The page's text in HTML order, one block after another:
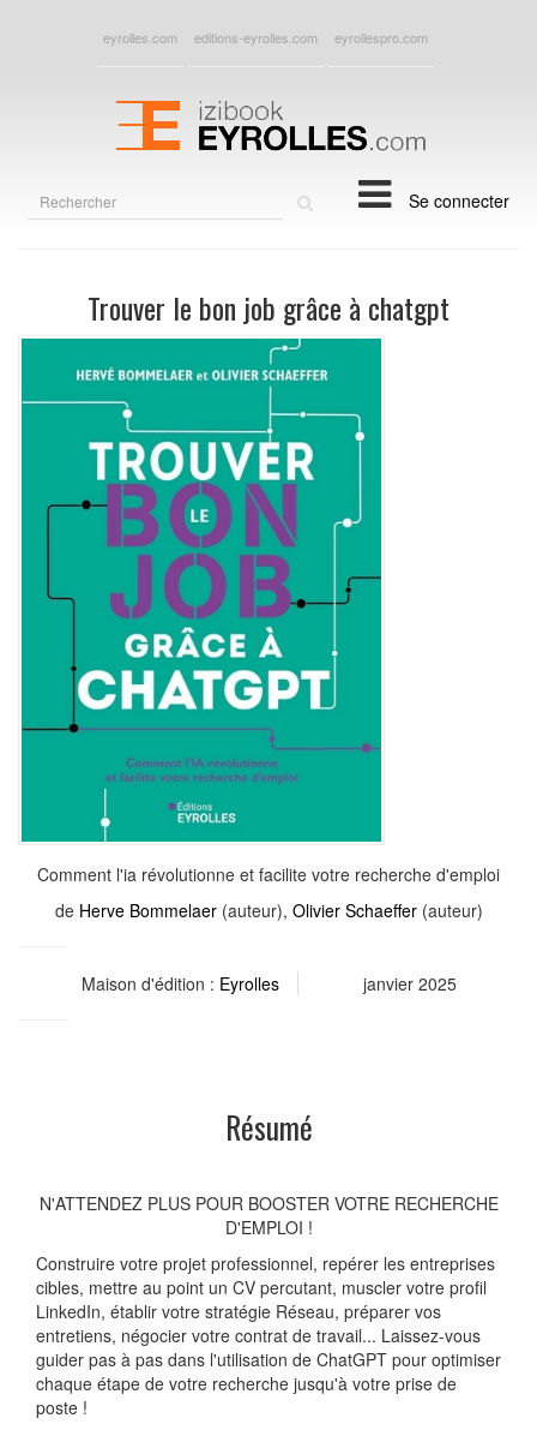
eyrolles.com editions-eyrolles.com eyrollespro.com
Se connecter
Trouver le bon job grâce à chatgpt
Comment l'ia révolutionne et facilite votre recherche d'emploi
de Herve Bommelaer(auteur), Olivier Schaeffer(auteur)
Maison d'édition : Eyrolles janvier 2025
Résumé
N'ATTENDEZ PLUS POUR BOOSTER VOTRE RECHERCHE
D'EMPLOI !
Construire votre projet professionnel, repérer les entreprises
cibles, mettre au point un CV percutant, muscler votre profil
LinkedIn, établir votre stratégie Réseau, préparer vos
entretiens, négocier votre contrat de travail... Laissez-vous
guider pas à pas dans l'utilisation de ChatGPT pour optimiser
chaque étape de votre recherche jusqu'à votre prise de
poste !